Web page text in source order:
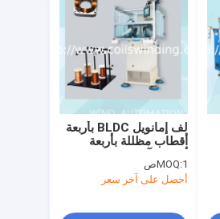
لف إمانويل BLDC بأربعة
أقطاب مظللة بأربعة
MOQ:1ص
أحصل على آخر سعر